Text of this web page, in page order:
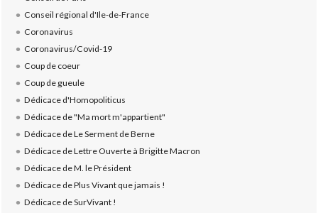
Conseil régional d'Ile-de-France
Coronavirus
Coronavirus/Covid-19
Coup de coeur
Coup de gueule
Dédicace d'Homopoliticus
Dédicace de "Ma mort m'appartient"
Dédicace de Le Serment de Berne
Dédicace de Lettre Ouverte à Brigitte Macron
Dédicace de M. le Président
Dédicace de Plus Vivant que jamais !
Dédicace de SurVivant !